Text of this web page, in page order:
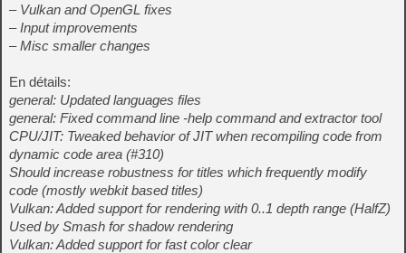
– Vulkan and OpenGL fixes
– Input improvements
– Misc smaller changes
En détails:
general: Updated languages files
general: Fixed command line -help command and extractor tool
CPU/JIT: Tweaked behavior of JIT when recompiling code from
dynamic code area (#310)
Should increase robustness for titles which frequently modify
code (mostly webkit based titles)
Vulkan: Added support for rendering with 0..1 depth range (HalfZ)
Used by Smash for shadow rendering
Vulkan: Added support for fast color clear